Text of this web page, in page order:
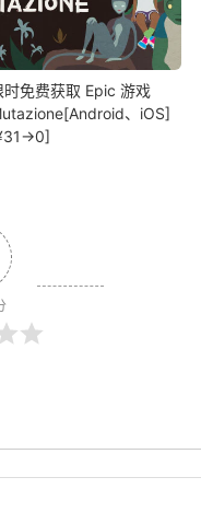
时免费获取 Epic 游戏
、iOS]